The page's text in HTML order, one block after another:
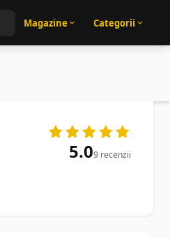
Magazine Categorii
5.09 recenzii